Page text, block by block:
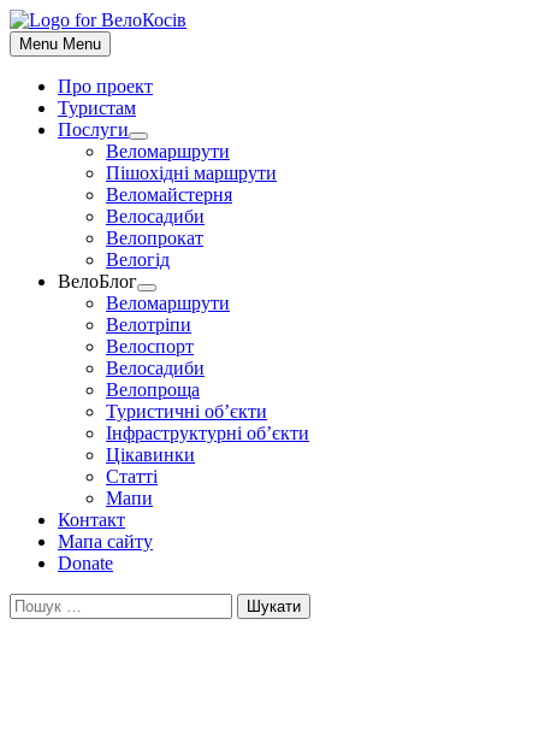
До
контенту
Menu Menu
Про проект
Туристам
Послуги
Show
sub
menu
Веломаршрути
Пішохідні маршрути
Веломайстерня
Велосадиби
Велопрокат
Велогід
ВелоБлог
Show
sub
menu
Веломаршрути
Велотріпи
Велоспорт
Велосадиби
Велопроща
Туристичні об’єкти
Інфраструктурні об’єкти
Цікавинки
Статті
Мапи
Контакт
Мапа сайту
Donate
Пошук: